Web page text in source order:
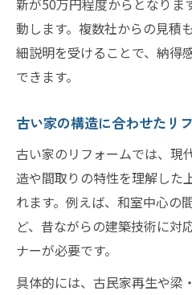
動します。複数社からの見積
細説明を受けることで、納得
できます。
古い家の構造に合わせたリ
古い家のリフォームでは、現
造や間取りの特性を理解した
れます。例えば、和室中心の
ど、昔ながらの建築技術に対
ナーが必要です。
具体的には、古民家再生や梁